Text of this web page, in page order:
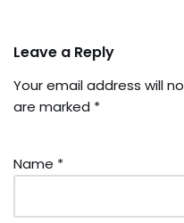
Leave a Reply
Your email address will
are marked *
Name *